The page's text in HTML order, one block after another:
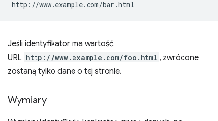
Jeśli identyfikator ma wartość
URL http://www.example.com/foo.html , zwrócone
zostaną tylko dane o tej stronie.
Wymiary